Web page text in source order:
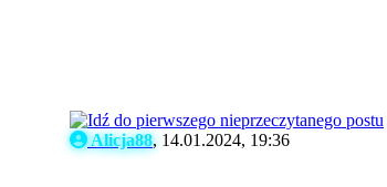
Alicja88, 14.01.2024, 19:36